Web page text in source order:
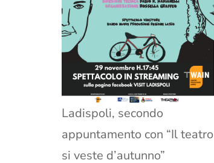
Ladispoli, secondo
appuntamento con “Il teatro
si veste d’autunno”